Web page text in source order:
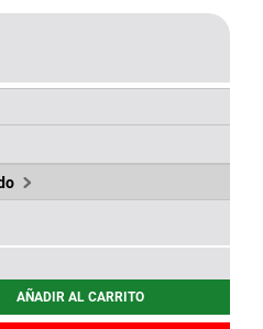
AÑADIR AL CARRITO